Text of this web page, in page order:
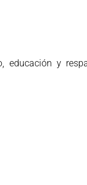
educación y